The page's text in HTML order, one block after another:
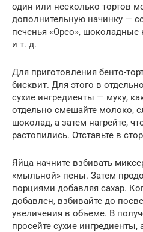
один или несколько тортов
дополнительную начинку —
печенья «Орео», шоколадные
и т. д.
Для приготовления бенто-
бисквит. Для этого в
сухие ингредиенты — муку,
отдельно смешайте молоко,
шоколад, а затем нагрейте,
растопились. Отставьте в
Яйца начните взбивать
«мыльной» пены. Затем
порциями добавляя сахар.
добавлен, взбивайте до
увеличения в объеме. В
просейте сухие ингредиенты,